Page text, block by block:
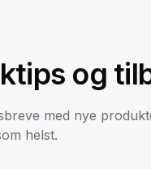
og
med nye
helst.